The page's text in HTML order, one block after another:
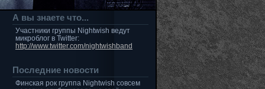
А вы знаете что...
Участники группы Nightwish ведут
микроблог в Twitter:
http://www.twitter.com/nightwishband
Последние новости
Финская рок группа Nightwish совсем